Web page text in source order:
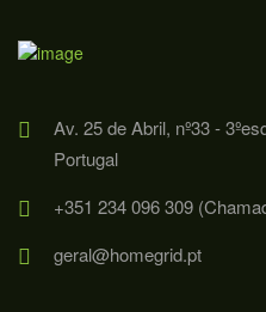
Av. 25 de Abril, nº33 -
Portugal
+351 234 096 309
geral@homegrid.pt